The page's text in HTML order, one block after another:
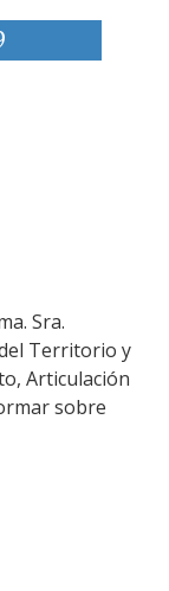
Sra.
Territorio y
Articulación
sobre